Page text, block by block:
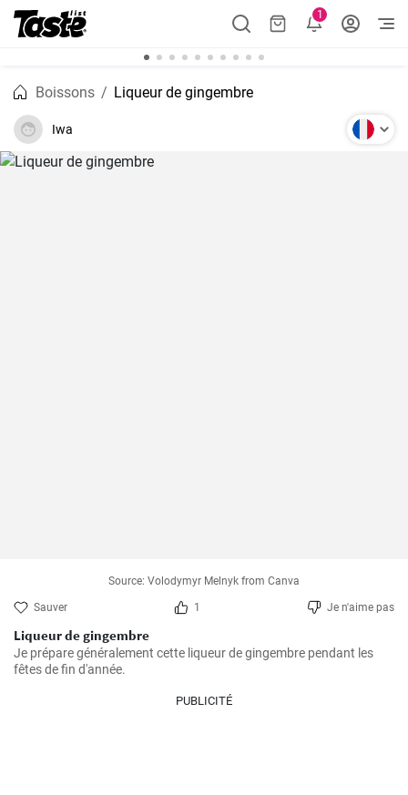
1
Boissons Liqueur de gingembre
Iwa
Source: Volodymyr Melnyk from Canva
Sauver 1 Je n'aime pas
Liqueur de gingembre
Je prépare généralement cette liqueur de gingembre pendant les
fêtes de fin d'année.
PUBLICITÉ